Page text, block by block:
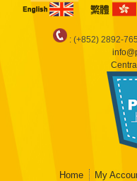
: (+852) 2892-
Home My